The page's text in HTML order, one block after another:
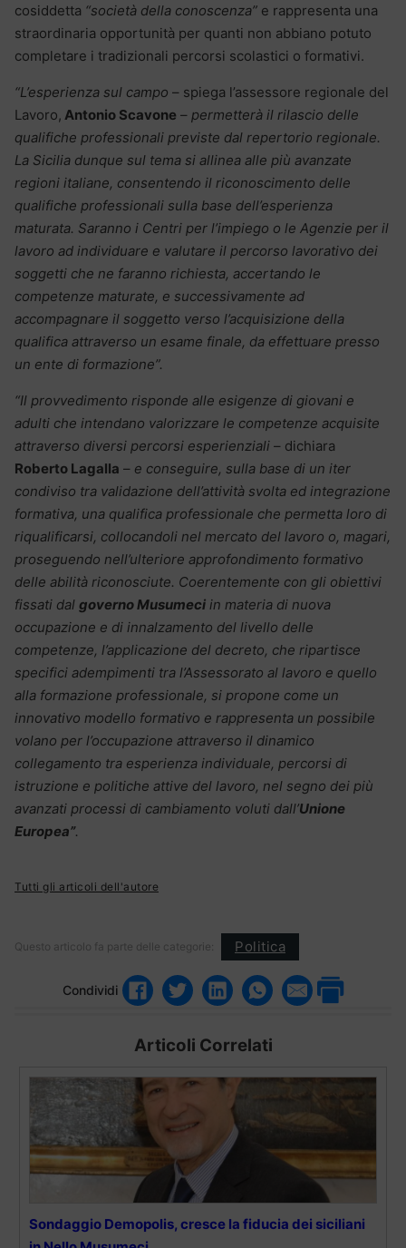
cosiddetta “società della conoscenza” e rappresenta una
straordinaria opportunità per quanti non abbiano potuto
completare i tradizionali percorsi scolastici o formativi.
“L’esperienza sul campo – spiega l’assessore regionale del
Lavoro, Antonio Scavone – permetterà il rilascio delle
qualifiche professionali previste dal repertorio regionale.
La Sicilia dunque sul tema si allinea alle più avanzate
regioni italiane, consentendo il riconoscimento delle
qualifiche professionali sulla base dell’esperienza
maturata. Saranno i Centri per l’impiego o le Agenzie per il
lavoro ad individuare e valutare il percorso lavorativo dei
soggetti che ne faranno richiesta, accertando le
competenze maturate, e successivamente ad
accompagnare il soggetto verso l’acquisizione della
qualifica attraverso un esame finale, da effettuare presso
un ente di formazione”.
“Il provvedimento risponde alle esigenze di giovani e
adulti che intendano valorizzare le competenze acquisite
attraverso diversi percorsi esperienziali – dichiara
Roberto Lagalla – e conseguire, sulla base di un iter
condiviso tra validazione dell’attività svolta ed integrazione
formativa, una qualifica professionale che permetta loro di
riqualificarsi, collocandoli nel mercato del lavoro o, magari,
proseguendo nell’ulteriore approfondimento formativo
delle abilità riconosciute. Coerentemente con gli obiettivi
fissati dal governo Musumeci in materia di nuova
occupazione e di innalzamento del livello delle
competenze, l’applicazione del decreto, che ripartisce
specifici adempimenti tra l’Assessorato al lavoro e quello
alla formazione professionale, si propone come un
innovativo modello formativo e rappresenta un possibile
volano per l’occupazione attraverso il dinamico
collegamento tra esperienza individuale, percorsi di
istruzione e politiche attive del lavoro, nel segno dei più
avanzati processi di cambiamento voluti dall’Unione
Europea”.
Tutti gli articoli dell'autore
Questo articolo fa parte delle categorie: Politica
Condividi
Articoli Correlati
Sondaggio Demopolis, cresce la fiducia dei siciliani